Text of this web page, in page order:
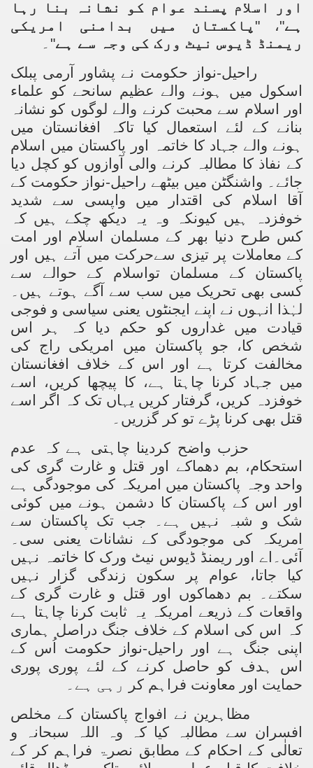
اور اسلام پسند عوام کو نشانہ بنا رہا
ہے"، " پاکستان میں بدامنی امریکی
ریمنڈ ڈیوس نیٹ ورک کی وجہ سے ہے"۔
راحیل-نواز حکومت نے پشاور آرمی پبلک
اسکول میں ہونے والے عظیم سانحے کو علماء
اور اسلام سے محبت کرنے والے لوگوں کو نشانہ
بنانے کے لئے استعمال کیا تاکہ افغانستان میں
ہونے والے جہاد کا خاتمہ اور پاکستان میں اسلام
کے نفاذ کا مطالبہ کرنے والی آوازوں کو کچل دیا
جائے۔ واشنگٹن میں بیٹھے راحیل-نواز حکومت کے
آقا اسلام کی اقتدار میں واپسی سے شدید
خوفزدہ ہیں کیونکہ وہ یہ دیکھ چکے ہیں کہ
کس طرح دنیا بھر کے مسلمان اسلام اور امت
کے معاملات پر تیزی سےحرکت میں آتے ہیں اور
پاکستان کے مسلمان تواسلام کے حوالے سے
کسی بھی تحریک میں سب سے آگے ہوتے ہیں۔
لہٰذا انہوں نے اپنے ایجنٹوں یعنی سیاسی و فوجی
قیادت میں غداروں کو حکم دیا کہ ہر اس
شخص کا، جو پاکستان میں امریکی راج کی
مخالفت کرتا ہے اور اس کے خلاف افغانستان
میں جہاد کرنا چاہتا ہے، کا پیچھا کریں، اسے
خوفزدہ کریں، گرفتار کریں یہاں تک کہ اگر اسے
قتل بھی کرنا پڑے تو کر گزریں۔
حزب واضح کردینا چاہتی ہے کہ عدم
استحکام، بم دھماکے اور قتل و غارت گری کی
واحد وجہ پاکستان میں امریکہ کی موجودگی ہے
اور اس کے پاکستان کا دشمن ہونے میں کوئی
شک و شبہ نہیں ہے۔ جب تک پاکستان سے
امریکہ کی موجودگی کے نشانات یعنی سی۔
آئی۔اے اور ریمنڈ ڈیوس نیٹ ورک کا خاتمہ نہیں
کیا جاتا،
عوام پر سکون زندگی گزار نہیں
سکتے۔ بم دھماکوں اور قتل و غارت گری کے
واقعات کے ذریعے امریکہ یہ ثابت کرنا چاہتا ہے
کہ اس کی اسلام کے خلاف جنگ دراصل ہماری
اپنی جنگ ہے اور راحیل-نواز حکومت اُس کے
اس ہدف کو حاصل کرنے کے لئے پوری پوری
حمایت اور معاونت فراہم کر
رہی ہے۔
مظاہرین نے افواج پاکستان کے مخلص
افسران سے مطالبہ کیا کہ وہ
اللہ سبحانہ و
تعالٰی کے احکام کے مطابق نصرۃ فراہم کر کے
A Befitting Response
Muslims
Incident and Baluchistan
for Release of Naveed Butt
in Myanmar
Seminaries and Students is Attack against ISLAM
abduction
but lies against Hizb ut Tahrir
of Kaabah Visit to Further American War on Islam
Plan
US Interests in the Region
Qibla Awwal
regime against Hizb
to National Action Plan
the Call of Islam and Khilafah